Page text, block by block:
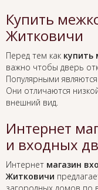
Купить
Житковичи
Перед тем как
важно чтобы дверь
Популярными
Они отличаются
внешний вид.
Интернет
и входных
Интернет магазин
Житковичи